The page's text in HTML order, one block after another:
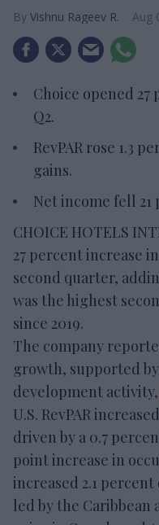
Vishnu Rageev R. Aug
Choice opened 27
Q2.
RevPAR rose 1.3
gains.
Net income fell 21
CHOICE HOTELS
27 percent increase
second quarter,
was the highest
since 2019.
The company
growth, supported
development activity,
U.S. RevPAR
driven by a 0.7
point increase in
increased 2.1
led by the Caribbean